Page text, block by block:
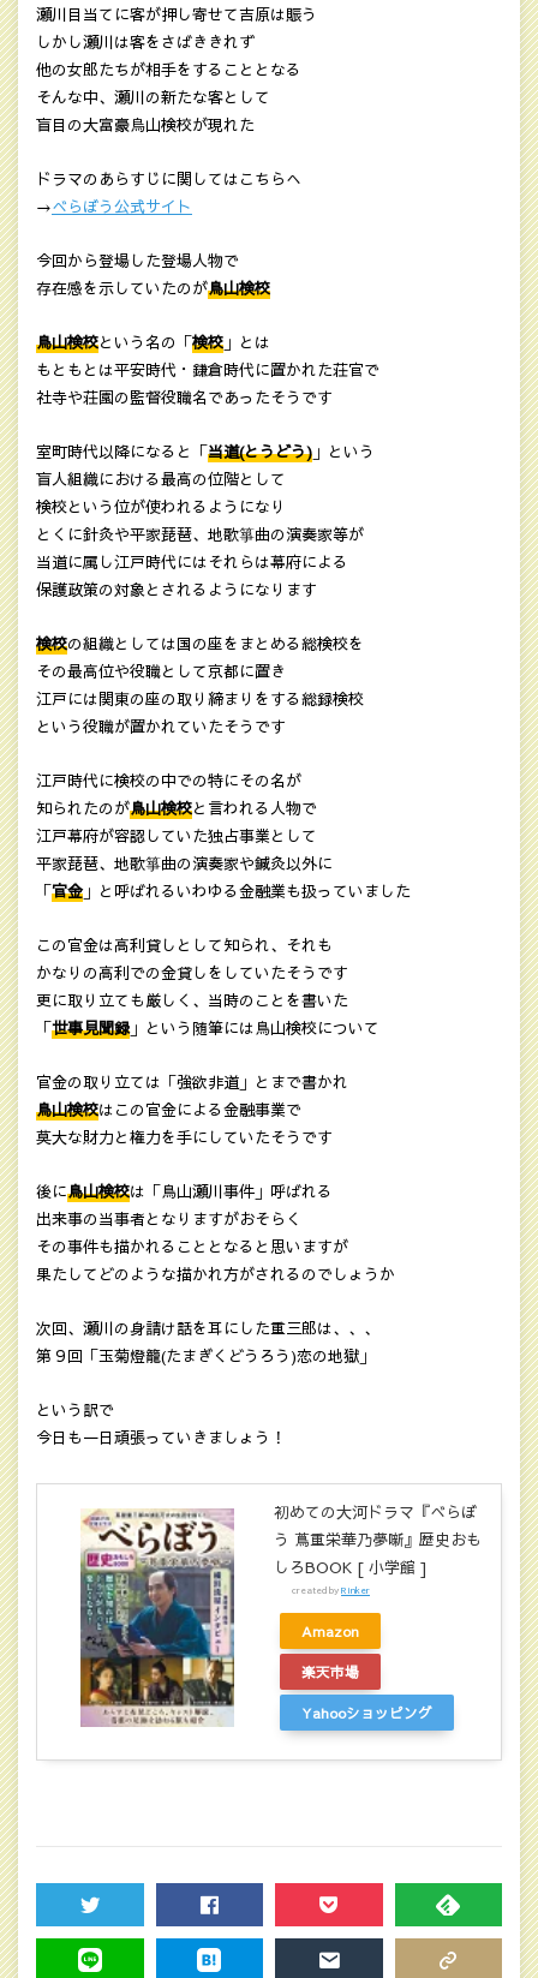
瀬川目当てに客が押し寄せて吉原は賑う
しかし瀬川は客をさばききれず
他の女郎たちが相手をすることとなる
そんな中、瀬川の新たな客として
盲目の大富豪烏山検校が現れた
ドラマのあらすじに関してはこちらへ
→べらぼう公式サイト
今回から登場した登場人物で
存在感を示していたのが鳥山検校
鳥山検校という名の「検校 」とは
もともとは平安時代・鎌倉時代に置かれた荘官で
社寺や荘園の監督役職名であったそうです
室町時代以降になると「当道(とうどう) 」という
盲人組織における最高の位階として
検校という位が使われるようになり
とくに針灸や平家琵琶、地歌箏曲の演奏家等が
当道に属し江戸時代にはそれらは幕府による
保護政策の対象とされるようになります
検校の組織としては国の座をまとめる総検校を
その最高位や役職として京都に置き
江戸には関東の座の取り締まりをする総録検校
という役職が置かれていたそうです
江戸時代に検校の中での特にその名が
知られたのが鳥山検校と言われる人物で
江戸幕府が容認していた独占事業として
平家琵琶、地歌箏曲の演奏家や鍼灸以外に
「官金」と呼ばれるいわゆる金融業も扱っていました
この官金は高利貸しとして知られ、それも
かなりの高利での金貸しをしていたそうです
更に取り立ても厳しく、当時のことを書いた
「世事見聞録」という随筆には鳥山検校について
官金の取り立ては「強欲非道」とまで書かれ
鳥山検校はこの官金による金融事業で
莫大な財力と権力を手にしていたそうです
後に鳥山検校は「鳥山瀬川事件」呼ばれる
出来事の当事者となりますがおそらく
その事件も描かれることとなると思いますが
果たしてどのような描かれ方がされるのでしょうか
次回、瀬川の身請け話を耳にした重三郎は、、、
第９回「玉菊燈籠(たまぎくどうろう)恋の地獄」
という訳で
今日も一日頑張っていきましょう！
初めての大河ドラマ『べらぼ
う 蔦重栄華乃夢噺』歴史おも
しろBOOK [ 小学館 ]
created byRinker
Amazon
楽天市場
Yahooショッピング
TWEET SHARE POCKET FEEDLY